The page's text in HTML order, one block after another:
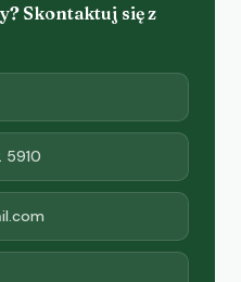
Skontaktuj się z
5910